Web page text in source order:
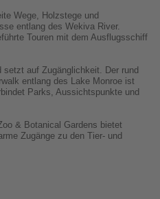
Wege, Holzstege und
entlang des Wekiva River.
Touren mit dem Ausflugsschiff
auf Zugänglichkeit. Der rund
entlang des Lake Monroe ist
Parks, Aussichtspunkte und
& Botanical Gardens bietet
Zugänge zu den Tier- und